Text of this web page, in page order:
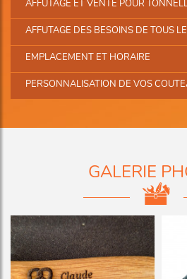
AFFÛTAGE ET VENTE POUR
AFFUTAGE DES BESOINS DE TOUS
EMPLACEMENT ET HORAIRE
PERSONNALISATION DE VOS
GALERIE